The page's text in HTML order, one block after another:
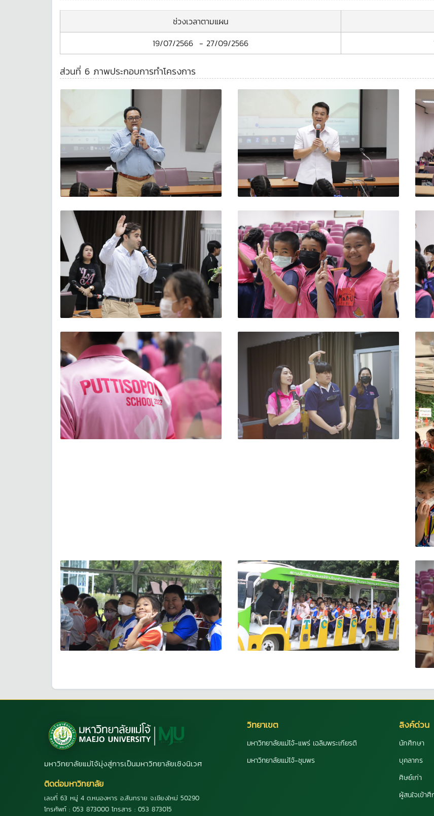
ช่วงเวลาตามแผน
19/07/2566 - 27/09/2566
ส่วนที่ 6 ภาพประกอบการทำโครงการ
มหาวิทยาลัยแม่โจ้มุ่งสู่การเป็นมหาวิทยาลัยเชิงนิเวศ
ติดต่อมหาวิทยาลัย
เลขที่ 63 หมู่ 4 ต.หนองหาร อ.สันทราย จ.เชียงใหม่ 50290
โทรศัพท์ : 053 873000 โทรสาร : 053 873015
วิทยาเขต
มหาวิทยาลัยแม่โจ้-แพร่ เฉลิมพระเกียรติ
มหาวิทยาลัยแม่โจ้-ชุมพร
ลิงค์ด่วน
นักศึกษา
บุคลากร
ศิษย์เก่า
ผู้สนใจเข้า